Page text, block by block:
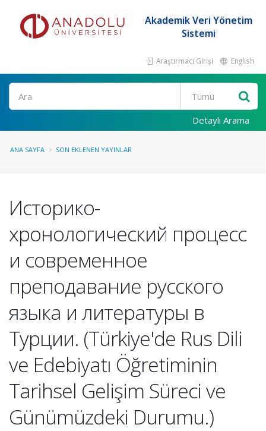
Akademik Veri Yönetim
Sistemi
Araştırmacı Girişi English
Ara
Detaylı Arama
ANA SAYFA SON EKLENEN YAYINLAR
Историко-
хронологический процесс
и современное
преподавание русского
языка и литературы в
Турции. (Türkiye'de Rus Dili
ve Edebiyatı Öğretiminin
Tarihsel Gelişim Süreci ve
Günümüzdeki Durumu.)